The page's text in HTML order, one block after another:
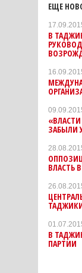
ЕЩЕ
В
ЗАБЫЛИ
ВЛАСТЬ
В
ПАРТИИ